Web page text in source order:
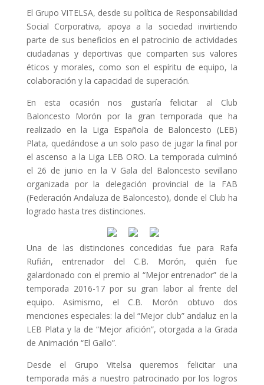
El Grupo VITELSA, desde su política de Responsabilidad
Social Corporativa, apoya a la sociedad invirtiendo
parte de sus beneficios en el patrocinio de actividades
ciudadanas y deportivas que comparten sus valores
éticos y morales, como son el espíritu de equipo, la
colaboración y la capacidad de superación.
En esta ocasión nos gustaría felicitar al Club
Baloncesto Morón por la gran temporada que ha
realizado en la Liga Española de Baloncesto (LEB)
Plata, quedándose a un solo paso de jugar la final por
el ascenso a la Liga LEB ORO. La temporada culminó
el 26 de junio en la V Gala del Baloncesto sevillano
organizada por la delegación provincial de la FAB
(Federación Andaluza de Baloncesto), donde el Club ha
logrado hasta tres distinciones.
Una de las distinciones concedidas fue para Rafa
Rufián, entrenador del C.B. Morón, quién fue
galardonado con el premio al “Mejor entrenador” de la
temporada 2016-17 por su gran labor al frente del
equipo. Asimismo, el C.B. Morón obtuvo dos
menciones especiales: la del “Mejor club” andaluz en la
LEB Plata y la de “Mejor afición”, otorgada a la Grada
de Animación “El Gallo”.
Desde el Grupo Vitelsa queremos felicitar una
temporada más a nuestro patrocinado por los logros